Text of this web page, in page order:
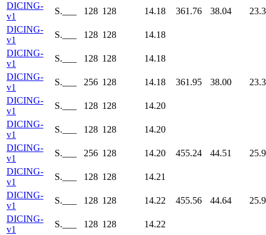
DICING-
v1
S.___ 128 128 14.18 361.76 38.04
DICING-
v1
S.___ 128 128
14.18
DICING-
v1
S.___ 128 128
14.18
DICING-
v1
S.___ 256 128 14.18 361.95 38.00
DICING-
v1
S.___ 128 128
14.20
DICING-
v1
S.___ 128 128
14.20
DICING-
v1
S.___ 256 128 14.20 455.24 44.51
DICING-
v1
S.___ 128 128
14.21
DICING-
v1
S.___ 128 128 14.22 455.56 44.64
DICING-
v1
S.___ 128 128
14.22